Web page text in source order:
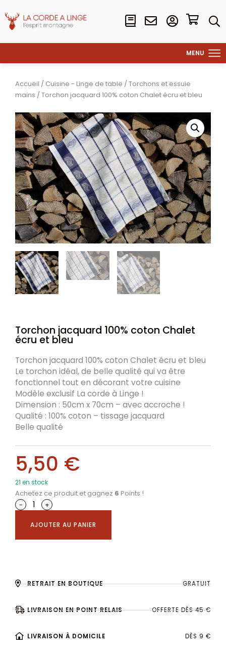
Accueil / Cuisine - Linge de table /Torchons et essuie
mains / Torchon jacquard 100% coton Chalet écru et bleu
Torchon jacquard 100% coton Chalet
écru et bleu
Torchon jacquard 100% coton Chalet écru et bleu
Le torchon idéal, de belle qualité qui va être
fonctionnel tout en décorant votre cuisine
Modèle exclusif La corde à Linge !
Dimension : 50cm x 70cm – avec accroche !
Qualité : 100% coton – tissage jacquard
Belle qualité
5,50 €
21 en stock
Achetez ce produit et gagnez 6 Points !
-
+
AJOUTER AU PANIER
RETRAIT EN BOUTIQUE GRATUIT
LIVRAISON EN POINT RELAIS OFFERTE DÈS 45 €
LIVRAISON À DOMICILE DÈS 9 €